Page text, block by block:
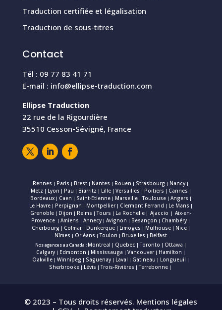
Traduction certifiée et légalisation
Traduction de sous-titres
Contact
Tél : 09 77 83 41 71
E-mail : info@ellipse-traduction.com
Ellipse Traduction
22 rue de la Rigourdière
35510 Cesson-Sévigné, France
Rennes | Paris | Brest | Nantes | Rouen | Strasbourg | Nancy |
Metz | Lyon | Pau | Biarritz | Lille| Versailles | Poitiers | Cannes |
Bordeaux| Caen | Saint-Etienne| Marseille|Toulouse| Angers |
Le Havre| Perpignan | Montpellier| Clermont Ferrand | Le Mans |
Grenoble | Dijon | Reims |Tours | La Rochelle |Ajaccio |Aix-en-
Provence |Amiens |Annecy |Avignon | Besançon | Chambéry |
Cherbourg | Colmar| Dunkerque| Limoges | Mulhouse| Nice|
Nîmes | Orléans |Toulon | Bruxelles | Belfast
Nos agences au Canada : Montreal | Quebec |Toronto | Ottawa |
Calgary | Edmonton | Mississauga |Vancouver| Hamilton |
Oakville |Winnipeg | Saguenay | Laval | Gatineau | Longueuil |
Sherbrooke | Lévis |Trois-Rivières |Terrebonne |
© 2023 – Tous droits réservés. Mentions légales